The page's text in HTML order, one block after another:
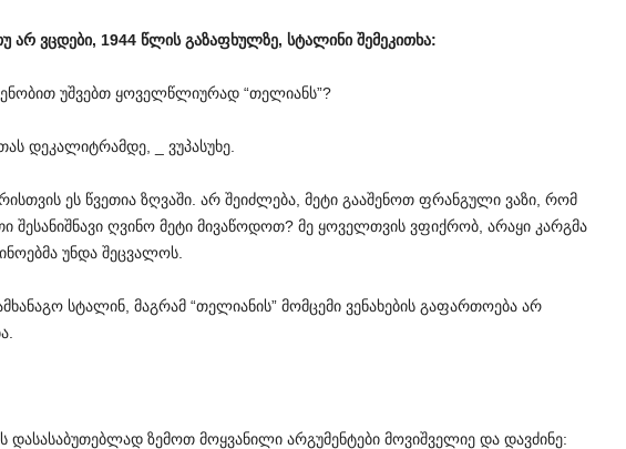
არ ვცდები, 1944 წლის გაზაფხულზე, სტალინი შემეკითხა:
უშვებთ ყოველწლიურად “თელიანს”?
დეკალიტრამდე, _ ვუპასუხე.
ეს წვეთია ზღვაში. არ შეიძლება, მეტი გააშენოთ ფრანგული ვაზი, რომ
შესანიშნავი ღვინო მეტი მივაწოდოთ? მე ყოველთვის ვფიქრობ, არაყი კარგმა
უნდა შეცვალოს.
სტალინ, მაგრამ “თელიანის” მომცემი ვენახების გაფართოება არ
დასასაბუთებლად ზემოთ მოყვანილი არგუმენტები მოვიშველიე და დავძინე: